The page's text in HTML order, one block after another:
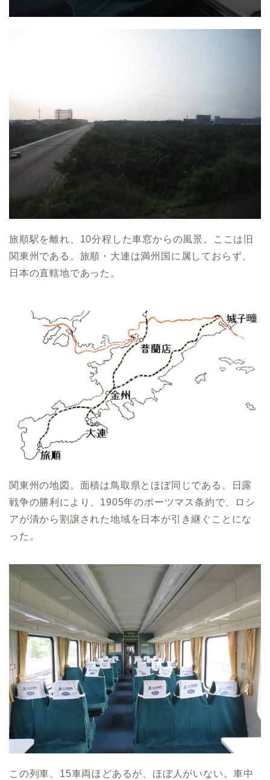
旅順駅を離れ、10分程した車窓からの風景。ここは旧
関東州である。旅順・大連は満州国に属しておらず、
日本の直轄地であった。
関東州の地図。面積は鳥取県とほぼ同じである。日露
戦争の勝利により、1905年のポーツマス条約で、ロシ
アが清から割譲された地域を日本が引き継ぐことにな
った。
この列車、15車両ほどあるが、ほぼ人がいない。車中